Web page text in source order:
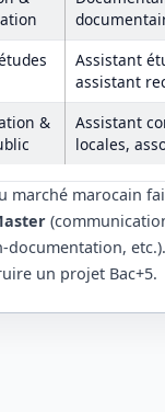
Assistant
assistant
&
Assistant
locales,
marché marocain
un projet Bac+5.